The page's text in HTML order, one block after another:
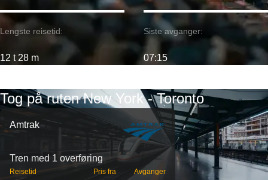
Lengste reisetid:
12 t 28 m
Siste avganger:
07:15
Tog på ruten New York - Toronto
Amtrak
Tren med 1 overføring
Reisetid Pris fra Avganger